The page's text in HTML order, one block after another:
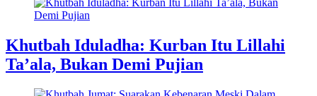
Khutbah Iduladha: Kurban Itu Lillahi
Ta’ala, Bukan Demi Pujian